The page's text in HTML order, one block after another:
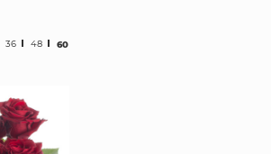
36 48 60